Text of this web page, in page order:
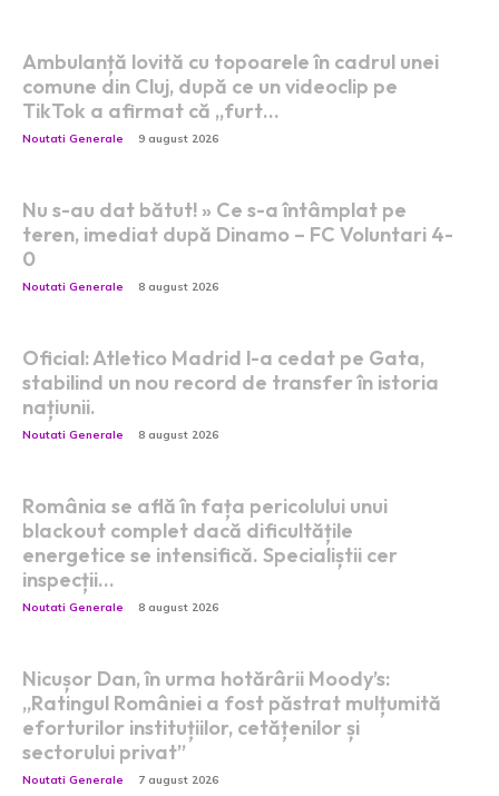
Ambulanță lovită cu topoarele în cadrul unei
comune din Cluj, după ce un videoclip pe
TikTok a afirmat că „furt…
Noutati Generale 9 august 2026
Nu s-au dat bătut! » Ce s-a întâmplat pe
teren, imediat după Dinamo – FC Voluntari 4-
0
Noutati Generale 8 august 2026
Oficial: Atletico Madrid l-a cedat pe Gata,
stabilind un nou record de transfer în istoria
națiunii.
Noutati Generale 8 august 2026
România se află în fața pericolului unui
blackout complet dacă dificultățile
energetice se intensifică. Specialiștii cer
inspecții…
Noutati Generale 8 august 2026
Nicușor Dan, în urma hotărârii Moody’s:
„Ratingul României a fost păstrat mulțumită
eforturilor instituțiilor, cetățenilor și
sectorului privat”
Noutati Generale 7 august 2026